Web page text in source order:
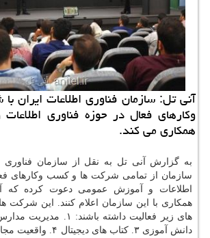
آنی تل: سازمان فناوری اطلاعات
وكارهای فعال در حوزه فناوری
همكاری می كند.
به گزارش آنی تل به نقل از سازمان فناوری
سازمان از تمامی شركت ها و كسب وكارهای
اطلاعات و آموزش عمومی دعوت كرده كه
همكاری با این سازمان اعلام كنند. این شركت